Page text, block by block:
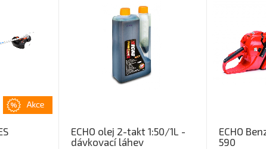
ECHO olej 2-takt 1:50/1L -
dávkovací láhev
ECHO
590